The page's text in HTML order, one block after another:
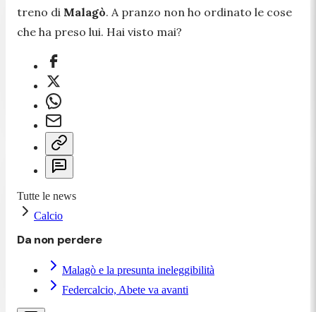
treno di Malagò. A pranzo non ho ordinato le cose
che ha preso lui. Hai visto mai?
Tutte le news
Calcio
Da non perdere
Malagò e la presunta ineleggibilità
Federcalcio, Abete va avanti